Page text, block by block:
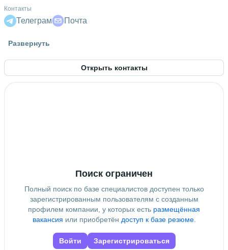
Контакты
Телеграм Почта
Высшее образование
автоматизации
4 года и 1 месяц
Дополнительное образование
Бруноям
Развернуть
Открыть контакты
Поиск ограничен
Полный поиск по базе специалистов доступен только
зарегистрированным пользователям с созданным
профилем компании, у которых есть размещённая
вакансия или приобретён доступ к базе резюме.
Войти Зарегистрироваться